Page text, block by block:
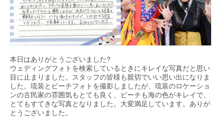
本日はありがとうございました?
ウェディングフォトを検索しているときにキレイな写真だと思い
目に止まりました。スタッフの皆様も親切でいい思い出になりま
した。琉装とビーチフォトを撮影しましたが、琉装のロケーショ
ンの古民家の雰囲気もとても良く、ビーチも海の色がキレイで、
とてもすてきな写真となりました。大変満足しています。ありが
とうございました。